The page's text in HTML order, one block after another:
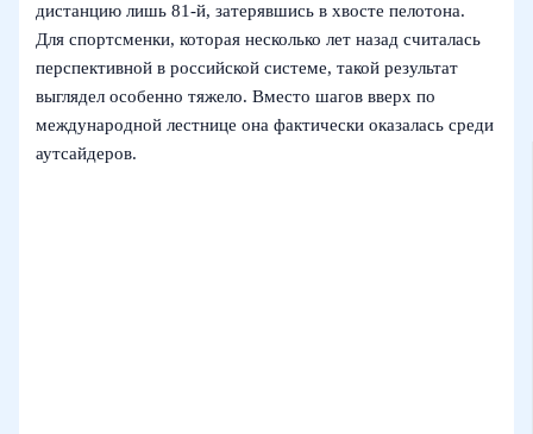
дистанцию лишь 81-й, затерявшись в хвосте пелотона.
Для спортсменки, которая несколько лет назад считалась
перспективной в российской системе, такой результат
выглядел особенно тяжело. Вместо шагов вверх по
международной лестнице она фактически оказалась среди
аутсайдеров.